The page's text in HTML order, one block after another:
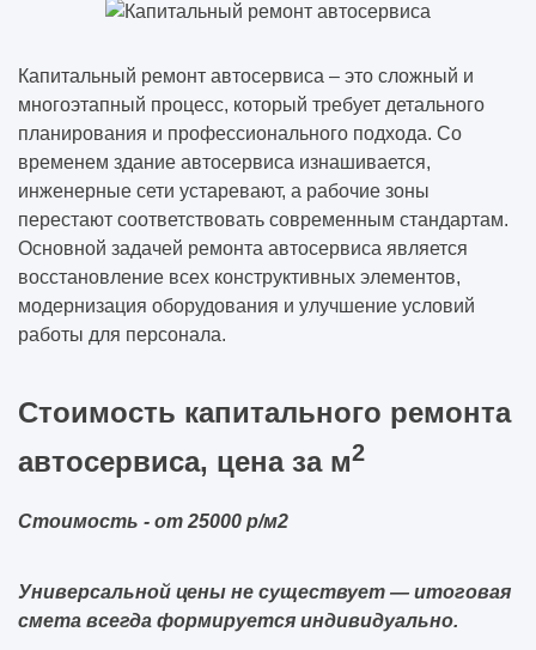
Капитальный ремонт автосервиса – это сложный и
многоэтапный процесс, который требует детального
планирования и профессионального подхода. Со
временем здание автосервиса изнашивается,
инженерные сети устаревают, а рабочие зоны
перестают соответствовать современным стандартам.
Основной задачей ремонта автосервиса является
восстановление всех конструктивных элементов,
модернизация оборудования и улучшение условий
работы для персонала.
Стоимость капитального ремонта
автосервиса, цена за м2
Стоимость - от 25000 р/м2
Универсальной цены не существует — итоговая
смета всегда формируется индивидуально.
решений без потери качества
Какие вопросы нужно задать компании ДО
подписания договора (чек-лист)
Как одно инженерное решение может
изменить весь объект
Какие решения нельзя отменить после
начала строительства
Как заказчик сам создаёт перерасход, а